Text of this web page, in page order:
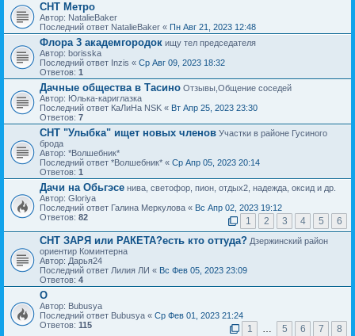
СНТ Метро
Автор: NatalieBaker
Последний ответ NatalieBaker « Пн Авг 21, 2023 12:48
Флора 3 академгородок ищу тел председателя
Автор: borisska
Последний ответ Inzis « Ср Авг 09, 2023 18:32
Ответов: 1
Дачные общества в Тасино Отзывы,Общение соседей
Автор: Юлька-кариглазка
Последний ответ КаЛиНа NSK « Вт Апр 25, 2023 23:30
Ответов: 7
СНТ "Улыбка" ищет новых членов Участки в районе Гусиного
брода
Автор: *Волшебник*
Последний ответ *Волшебник* « Ср Апр 05, 2023 20:14
Ответов: 1
Дачи на Обьгэсе нива, светофор, пион, отдых2, надежда, оксид и др.
Автор: Gloriya
Последний ответ Галина Меркулова « Вс Апр 02, 2023 19:12
Ответов: 82 1 2 3 4 5 6
СНТ ЗАРЯ или РАКЕТА?есть кто оттуда? Дзержинский район
ориентир Коминтерна
Автор: Дарья24
Последний ответ Лилия ЛИ « Вс Фев 05, 2023 23:09
Ответов: 4
О
Автор: Bubusya
Последний ответ Bubusya « Ср Фев 01, 2023 21:24
Ответов: 115 1 … 5 6 7 8